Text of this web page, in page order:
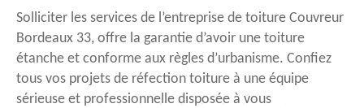
Solliciter les services de l’entreprise de toiture Couvreur
Bordeaux 33, offre la garantie d’avoir une toiture
étanche et conforme aux règles d’urbanisme. Confiez
tous vos projets de réfection toiture à une équipe
sérieuse et professionnelle disposée à vous